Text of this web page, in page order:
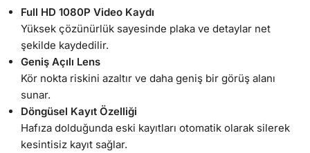
Full HD 1080P Video Kaydı
Yüksek çözünürlük sayesinde plaka ve detaylar net
şekilde kaydedilir.
Geniş Açılı Lens
Kör nokta riskini azaltır ve daha geniş bir görüş alanı
sunar.
Döngüsel Kayıt Özelliği
Hafıza dolduğunda eski kayıtları otomatik olarak silerek
kesintisiz kayıt sağlar.